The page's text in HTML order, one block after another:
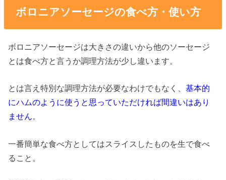
ボロニアソーセージの食べ方・使い方
ボロニアソーセージは大きさの違いから他のソーセージ
とは食べ方と言うか調理方法が少し違います。
とは言え特別な調理方法が必要なわけでもなく、基本的
にハムのように使うと思っていただければ間違いはあり
ません。
一番簡単な食べ方としてはスライスしたものを生で食べ
ること。